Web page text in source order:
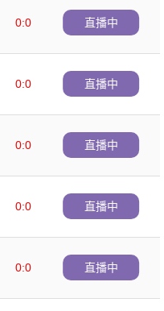
0:0
直播中
0:0
直播中
0:0
直播中
0:0
直播中
0:0
直播中